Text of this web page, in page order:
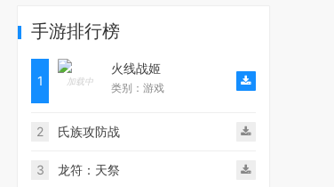
手游排行榜
1
火线战姬
类别：游戏
2 氏族攻防战
3 龙符：天祭